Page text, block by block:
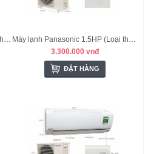
Máy lạnh Panasonic 1.0HP (Loại thường) - Malysia
Máy lạnh Panasonic 1.5HP (Loại thường) - Malysia
3.300.000 vnđ
ĐẶT HÀNG